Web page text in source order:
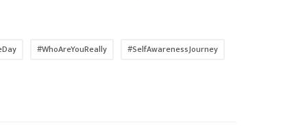
#WhoAreYouReally
#SelfAwarenessJourney